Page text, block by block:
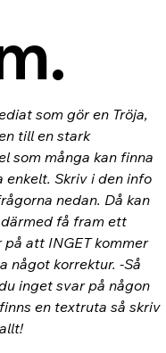
som gör en Tröja,
till en stark
som många kan finna
enkelt. Skriv i den info
nedan. Då kan
få fram ett
att INGET kommer
något korrektur. -Så
inget svar på någon
en textruta så skriv